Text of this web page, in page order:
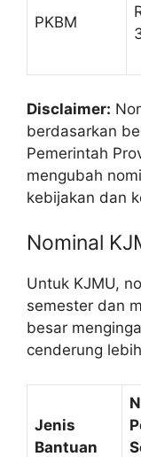
PKBM
Disclaimer:
berdasarkan
Pemerintah
mengubah
kebijakan dan
Nominal
Untuk KJMU,
semester dan
besar
cenderung
Jenis
Bantuan